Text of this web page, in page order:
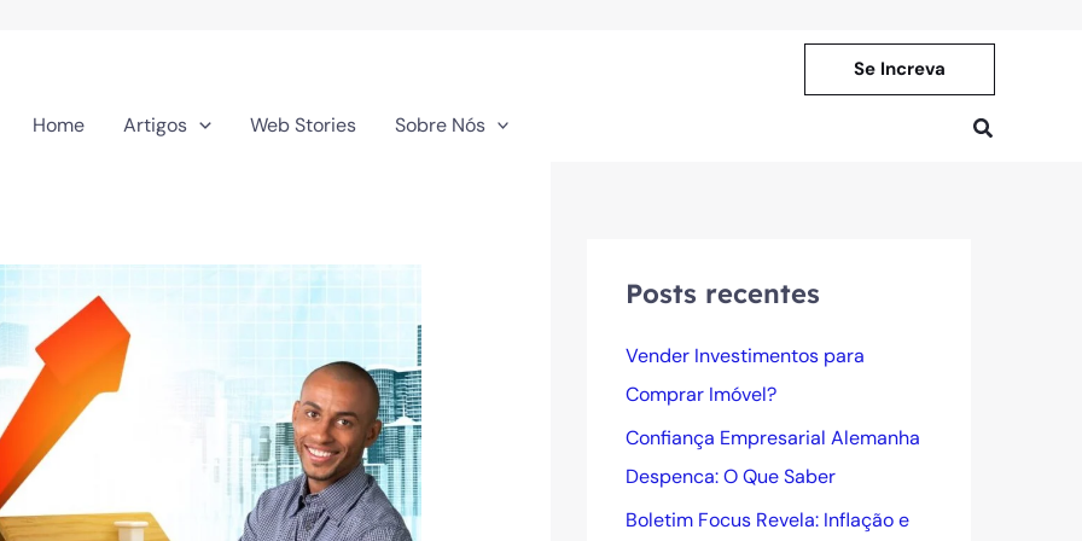
Se Increva
Home Artigos Web Stories Sobre Nós Pesquisar
Posts recentes
Vender Investimentos para
Comprar Imóvel?
Confiança Empresarial Alemanha
Despenca: O Que Saber
Boletim Focus Revela: Inflação e